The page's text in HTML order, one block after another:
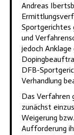
Andreas
Sportgerichtes
und
jedoch
DFB-
Verhandlung
Das Verfahren
zunächst
Weigerung
Aufforderung